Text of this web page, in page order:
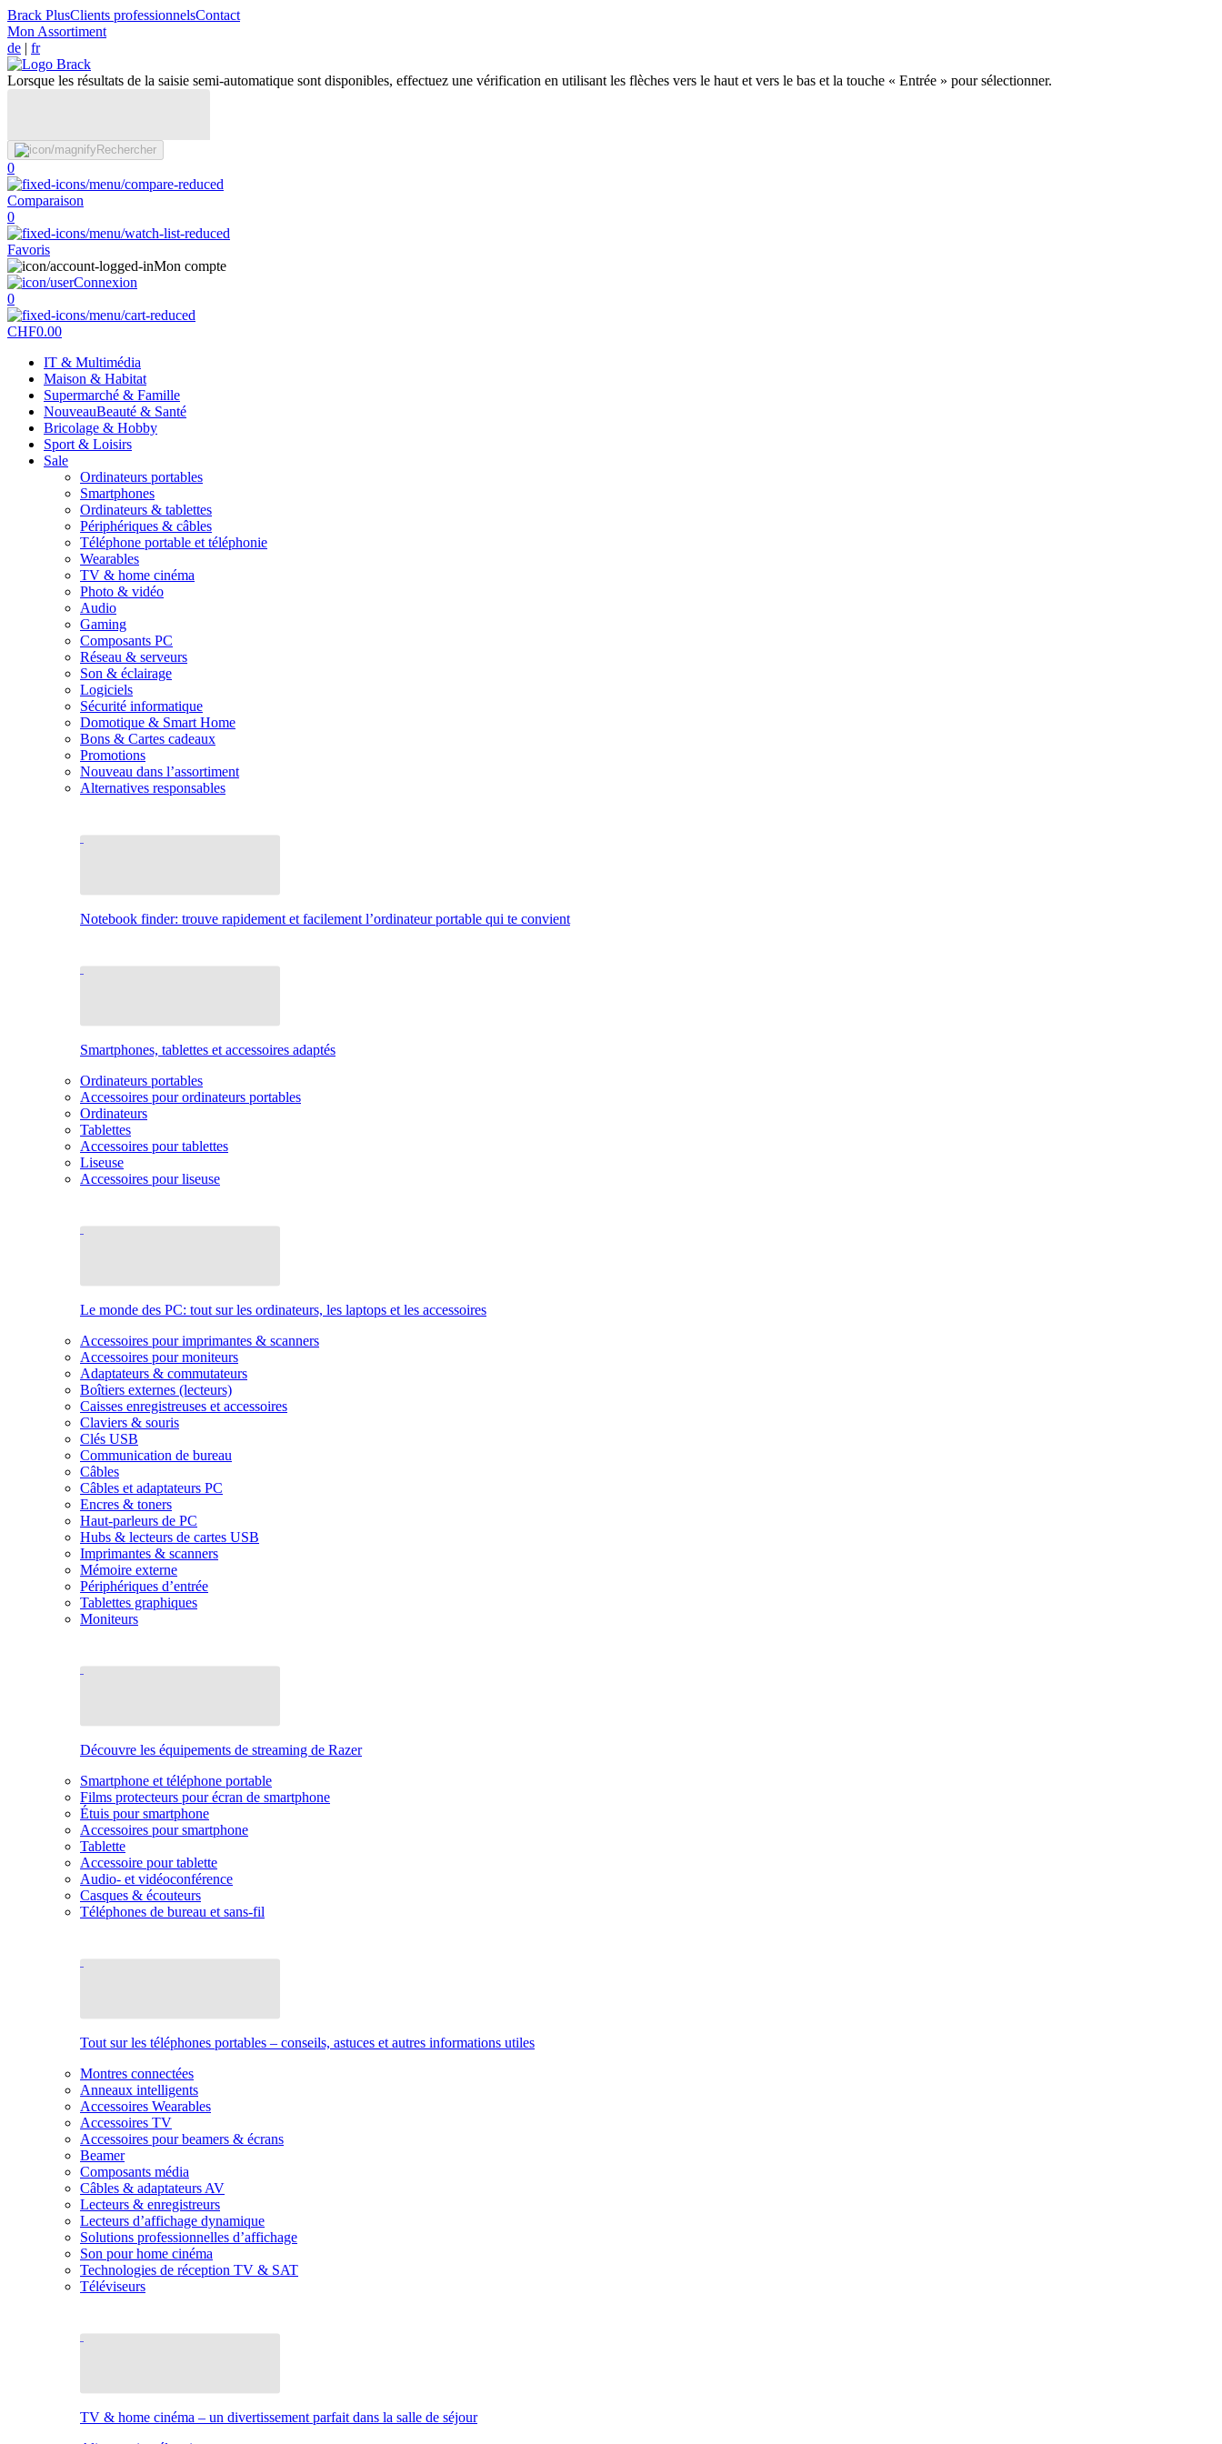
Brack PlusClients professionnelsContact
Mon Assortiment
de | fr
Lorsque les résultats de la saisie semi-automatique sont disponibles, effectuez une vérification en utilisant les flèches vers le haut et vers le bas et la touche « Entrée » pour sélectionner.
Rechercher
0
Comparaison
0
Favoris
Mon compte
Connexion
0
CHF0.00
IT & Multimédia
Maison & Habitat
Supermarché & Famille
NouveauBeauté & Santé
Bricolage & Hobby
Sport & Loisirs
Sale
Ordinateurs portables
Smartphones
Ordinateurs & tablettes
Périphériques & câbles
Téléphone portable et téléphonie
Wearables
TV & home cinéma
Photo & vidéo
Audio
Gaming
Composants PC
Réseau & serveurs
Son & éclairage
Logiciels
Sécurité informatique
Domotique & Smart Home
Bons & Cartes cadeaux
Promotions
Nouveau dans l’assortiment
Alternatives responsables
Notebook finder: trouve rapidement et facilement l’ordinateur portable qui te convient
Smartphones, tablettes et accessoires adaptés
Ordinateurs portables
Accessoires pour ordinateurs portables
Ordinateurs
Tablettes
Accessoires pour tablettes
Liseuse
Accessoires pour liseuse
Le monde des PC: tout sur les ordinateurs, les laptops et les accessoires
Accessoires pour imprimantes & scanners
Accessoires pour moniteurs
Adaptateurs & commutateurs
Boîtiers externes (lecteurs)
Caisses enregistreuses et accessoires
Claviers & souris
Clés USB
Communication de bureau
Câbles
Câbles et adaptateurs PC
Encres & toners
Haut-parleurs de PC
Hubs & lecteurs de cartes USB
Imprimantes & scanners
Mémoire externe
Périphériques d’entrée
Tablettes graphiques
Moniteurs
Découvre les équipements de streaming de Razer
Smartphone et téléphone portable
Films protecteurs pour écran de smartphone
Étuis pour smartphone
Accessoires pour smartphone
Tablette
Accessoire pour tablette
Audio- et vidéoconférence
Casques & écouteurs
Téléphones de bureau et sans-fil
Tout sur les téléphones portables – conseils, astuces et autres informations utiles
Montres connectées
Anneaux intelligents
Accessoires Wearables
Accessoires TV
Accessoires pour beamers & écrans
Beamer
Composants média
Câbles & adaptateurs AV
Lecteurs & enregistreurs
Lecteurs d’affichage dynamique
Solutions professionnelles d’affichage
Son pour home cinéma
Technologies de réception TV & SAT
Téléviseurs
TV & home cinéma – un divertissement parfait dans la salle de séjour